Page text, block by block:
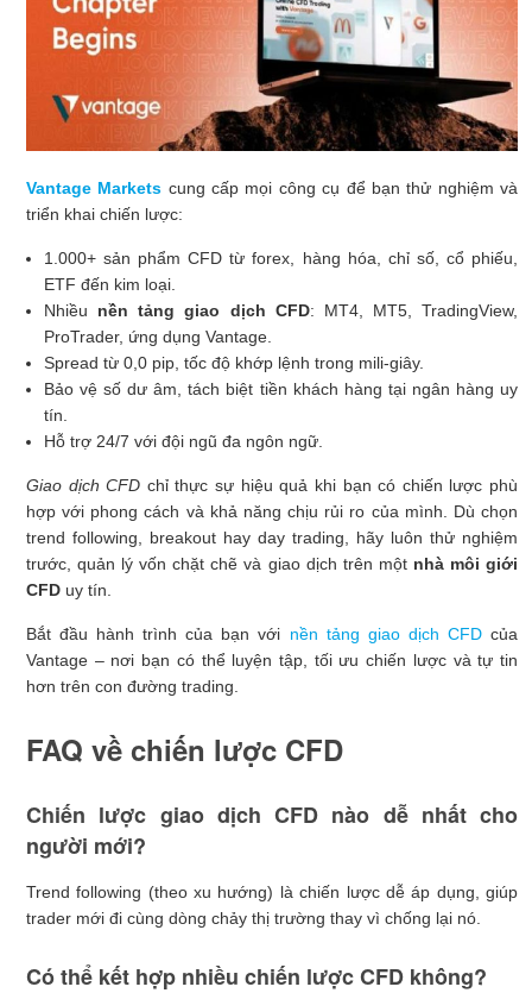
Vantage Markets cung cấp mọi công cụ để bạn thử nghiệm và
triển khai chiến lược:
1.000+ sản phẩm CFD từ forex, hàng hóa, chỉ số, cổ phiếu,
ETF đến kim loại.
Nhiều nền tảng giao dịch CFD: MT4, MT5, TradingView,
ProTrader, ứng dụng Vantage.
Spread từ 0,0 pip, tốc độ khớp lệnh trong mili-giây.
Bảo vệ số dư âm, tách biệt tiền khách hàng tại ngân hàng uy
tín.
Hỗ trợ 24/7 với đội ngũ đa ngôn ngữ.
Giao dịch CFD chỉ thực sự hiệu quả khi bạn có chiến lược phù
hợp với phong cách và khả năng chịu rủi ro của mình. Dù chọn
trend following, breakout hay day trading, hãy luôn thử nghiệm
trước, quản lý vốn chặt chẽ và giao dịch trên một nhà môi giới
CFD uy tín.
Bắt đầu hành trình của bạn với nền tảng giao dịch CFDcủa
Vantage – nơi bạn có thể luyện tập, tối ưu chiến lược và tự tin
hơn trên con đường trading.
FAQ về chiến lược CFD
Chiến lược giao dịch CFD nào dễ nhất cho
người mới?
Trend following (theo xu hướng) là chiến lược dễ áp dụng, giúp
trader mới đi cùng dòng chảy thị trường thay vì chống lại nó.
Có thể kết hợp nhiều chiến lược CFD không?